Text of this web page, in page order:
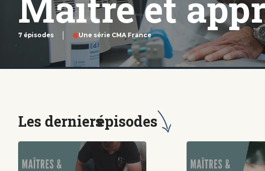
7 épisodes Une série CMA France
Les derniersépisodes